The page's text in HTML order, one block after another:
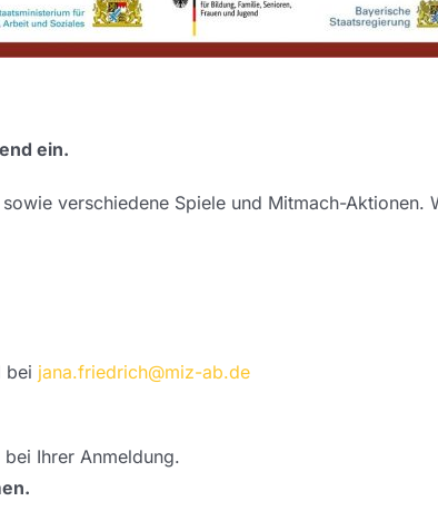
ein.
verschiedene Spiele und Mitmach-Aktionen.
bei jana.friedrich@miz-ab.de
bei Ihrer Anmeldung.